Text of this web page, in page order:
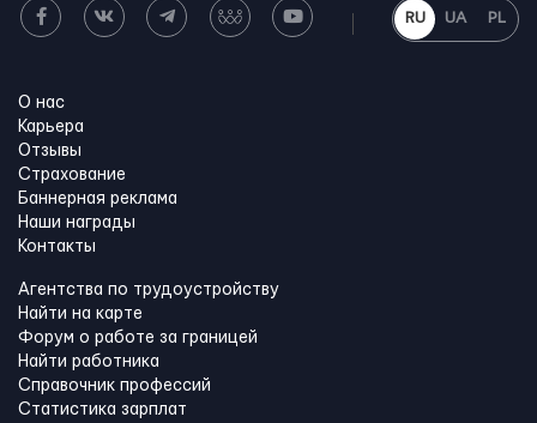
RU UA PL
О нас
Карьера
Отзывы
Страхование
Баннерная реклама
Наши награды
Контакты
Агентства по трудоустройству
Найти на карте
Форум о работе за границей
Найти работника
Справочник профессий
Статистика зарплат